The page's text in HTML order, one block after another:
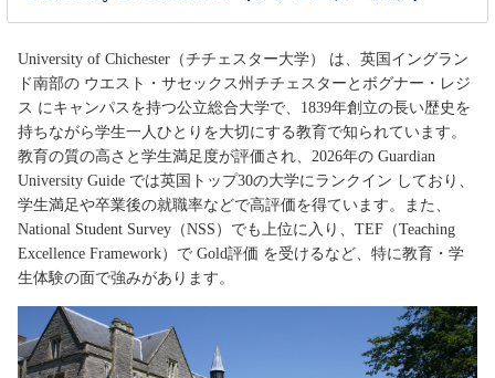
University of Chichester（チチェスター大学） は、英国イングラン
ド南部の ウエスト・サセックス州チチェスターとボグナー・レジ
ス にキャンパスを持つ公立総合大学で、1839年創立の長い歴史を
持ちながら学生一人ひとりを大切にする教育で知られています。
教育の質の高さと学生満足度が評価され、2026年の Guardian
University Guide では英国トップ30の大学にランクイン しており、
学生満足や卒業後の就職率などで高評価を得ています。また、
National Student Survey（NSS）でも上位に入り、TEF（Teaching
Excellence Framework）で Gold評価 を受けるなど、特に教育・学
生体験の面で強みがあります。